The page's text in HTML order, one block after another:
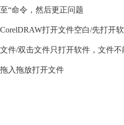
至“命令，然后更正问题
CorelDRAW打开文件空白/先打开
文件/双击文件只打开软件，文件
拖入拖放打开文件